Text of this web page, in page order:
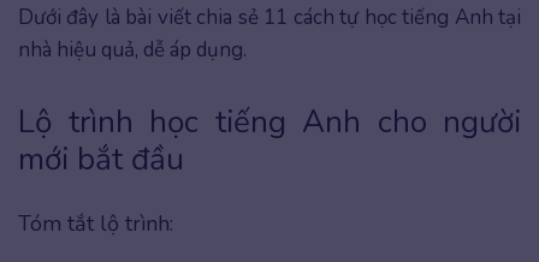
Dưới đây là bài viết chia sẻ 11 cách tự học tiếng Anh tại
nhà hiệu quả, dễ áp dụng.
Lộ trình học tiếng Anh cho người
mới bắt đầu
Tóm tắt lộ trình: